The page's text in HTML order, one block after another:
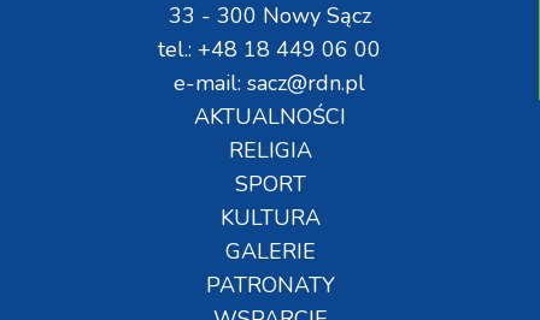
33 - 300 Nowy Sącz
tel.: +48 18 449 06 00
e-mail: sacz@rdn.pl
AKTUALNOŚCI
RELIGIA
SPORT
KULTURA
GALERIE
PATRONATY